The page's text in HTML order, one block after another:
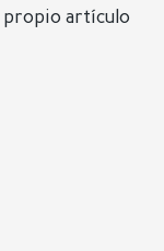
propio artículo